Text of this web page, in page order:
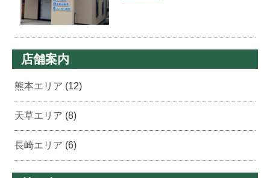
店舗案内
熊本エリア (12)
天草エリア (8)
長崎エリア (6)